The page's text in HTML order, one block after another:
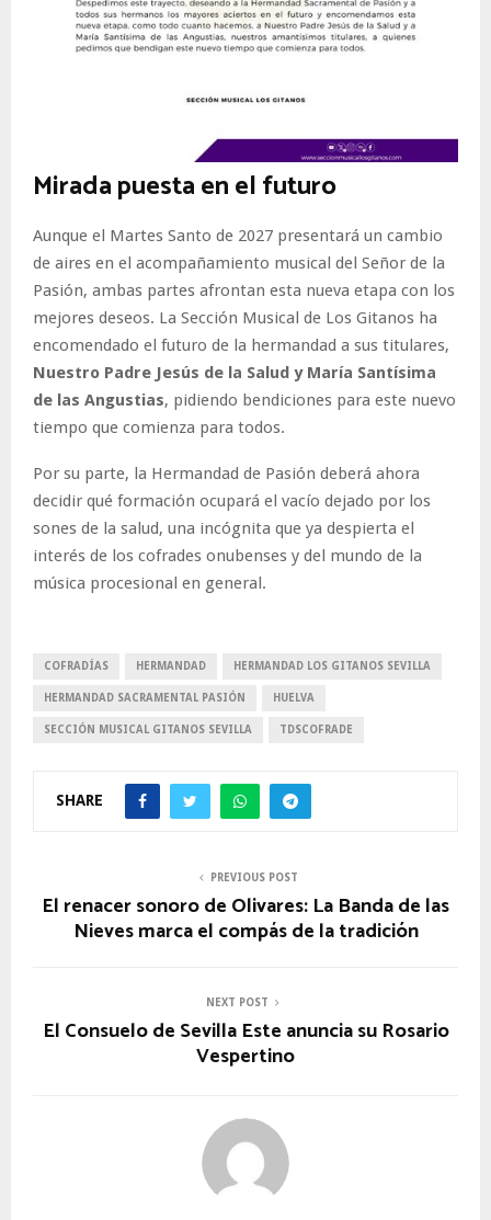
Mirada puesta en el futuro
Aunque el Martes Santo de 2027 presentará un cambio
de aires en el acompañamiento musical del Señor de la
Pasión, ambas partes afrontan esta nueva etapa con los
mejores deseos. La Sección Musical de Los Gitanos ha
encomendado el futuro de la hermandad a sus titulares,
Nuestro Padre Jesús de la Salud y María Santísima
de las Angustias, pidiendo bendiciones para este nuevo
tiempo que comienza para todos.
Por su parte, la Hermandad de Pasión deberá ahora
decidir qué formación ocupará el vacío dejado por los
sones de la salud, una incógnita que ya despierta el
interés de los cofrades onubenses y del mundo de la
música procesional en general.
COFRADÍAS HERMANDAD HERMANDAD LOS GITANOS SEVILLA
HERMANDAD SACRAMENTAL PASIÓN HUELVA
SECCIÓN MUSICAL GITANOS SEVILLA TDSCOFRADE
SHARE
PREVIOUS POST
El renacer sonoro de Olivares: La Banda de las
Nieves marca el compás de la tradición
NEXT POST
El Consuelo de Sevilla Este anuncia su Rosario
Vespertino